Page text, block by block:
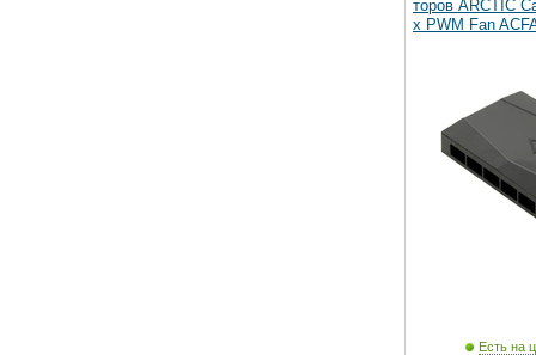
торов ARCTIC
x PWM Fan
Есть на